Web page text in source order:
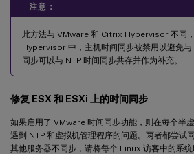
注意：
此方法与 VMware 和 Citrix Hypervisor 不同
Hypervisor 中，主机时间同步被禁用以避免与
同步可以与 NTP 时间同步共存并作为补充。
修复 ESX 和 ESXi 上的时间同步
如果启用了 VMware 时间同步功能，则在每个半
遇到 NTP 和虚拟机管理程序的问题。两者都尝试
其他服务器不同步，请将每个 Linux 访客中的系